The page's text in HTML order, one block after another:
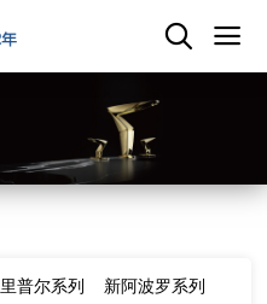
里普尔系列
新阿波罗系列